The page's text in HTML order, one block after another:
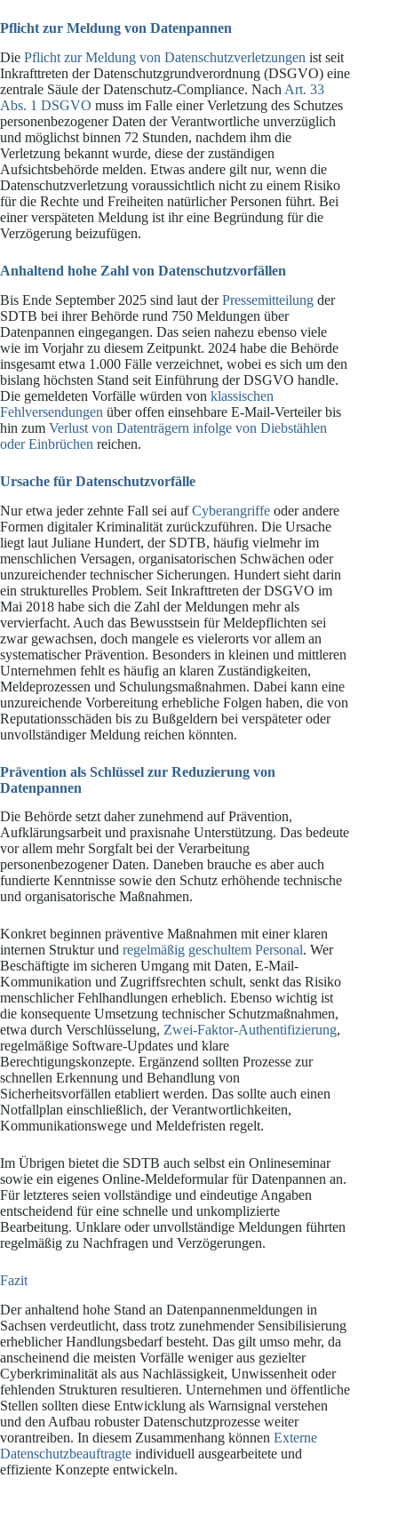
Pflicht zur Meldung von Datenpannen
Die Pflicht zur Meldung von Datenschutzverletzungen ist seit
Inkrafttreten der Datenschutzgrundverordnung (DSGVO) eine
zentrale Säule der Datenschutz-Compliance. Nach Art. 33
Abs. 1 DSGVO muss im Falle einer Verletzung des Schutzes
personenbezogener Daten der Verantwortliche unverzüglich
und möglichst binnen 72 Stunden, nachdem ihm die
Verletzung bekannt wurde, diese der zuständigen
Aufsichtsbehörde melden. Etwas andere gilt nur, wenn die
Datenschutzverletzung voraussichtlich nicht zu einem Risiko
für die Rechte und Freiheiten natürlicher Personen führt. Bei
einer verspäteten Meldung ist ihr eine Begründung für die
Verzögerung beizufügen.
Anhaltend hohe Zahl von Datenschutzvorfällen
Bis Ende September 2025 sind laut derPressemitteilung der
SDTB bei ihrer Behörde rund 750 Meldungen über
Datenpannen eingegangen. Das seien nahezu ebenso viele
wie im Vorjahr zu diesem Zeitpunkt. 2024 habe die Behörde
insgesamt etwa 1.000 Fälle verzeichnet, wobei es sich um den
bislang höchsten Stand seit Einführung der DSGVO handle.
Die gemeldeten Vorfälle würden von klassischen
Fehlversendungen über offen einsehbare E-Mail-Verteiler bis
hin zum Verlust von Datenträgern infolge von Diebstählen
oder Einbrüchen reichen.
Ursache für Datenschutzvorfälle
Nur etwa jeder zehnte Fall sei aufCyberangriffe oder andere
Formen digitaler Kriminalität zurückzuführen. Die Ursache
liegt laut Juliane Hundert, der SDTB, häufig vielmehr im
menschlichen Versagen, organisatorischen Schwächen oder
unzureichender technischer Sicherungen. Hundert sieht darin
ein strukturelles Problem. Seit Inkrafttreten der DSGVO im
Mai 2018 habe sich die Zahl der Meldungen mehr als
vervierfacht. Auch das Bewusstsein für Meldepflichten sei
zwar gewachsen, doch mangele es vielerorts vor allem an
systematischer Prävention. Besonders in kleinen und mittleren
Unternehmen fehlt es häufig an klaren Zuständigkeiten,
Meldeprozessen und Schulungsmaßnahmen. Dabei kann eine
unzureichende Vorbereitung erhebliche Folgen haben, die von
Reputationsschäden bis zu Bußgeldern bei verspäteter oder
unvollständiger Meldung reichen könnten.
Prävention als Schlüssel zur Reduzierung von
Datenpannen
Die Behörde setzt daher zunehmend auf Prävention,
Aufklärungsarbeit und praxisnahe Unterstützung. Das bedeute
vor allem mehr Sorgfalt bei der Verarbeitung
personenbezogener Daten. Daneben brauche es aber auch
fundierte Kenntnisse sowie den Schutz erhöhende technische
und organisatorische Maßnahmen.
Konkret beginnen präventive Maßnahmen mit einer klaren
internen Struktur und regelmäßig geschultem Personal. Wer
Beschäftigte im sicheren Umgang mit Daten, E-Mail-
Kommunikation und Zugriffsrechten schult, senkt das Risiko
menschlicher Fehlhandlungen erheblich. Ebenso wichtig ist
die konsequente Umsetzung technischer Schutzmaßnahmen,
etwa durch Verschlüsselung, Zwei-Faktor-Authentifizierung,
regelmäßige Software-Updates und klare
Berechtigungskonzepte. Ergänzend sollten Prozesse zur
schnellen Erkennung und Behandlung von
Sicherheitsvorfällen etabliert werden. Das sollte auch einen
Notfallplan einschließlich, der Verantwortlichkeiten,
Kommunikationswege und Meldefristen regelt.
Im Übrigen bietet die SDTB auch selbst ein Onlineseminar
sowie ein eigenes Online-Meldeformular für Datenpannen an.
Für letzteres seien vollständige und eindeutige Angaben
entscheidend für eine schnelle und unkomplizierte
Bearbeitung. Unklare oder unvollständige Meldungen führten
regelmäßig zu Nachfragen und Verzögerungen.
Fazit
Der anhaltend hohe Stand an Datenpannenmeldungen in
Sachsen verdeutlicht, dass trotz zunehmender Sensibilisierung
erheblicher Handlungsbedarf besteht. Das gilt umso mehr, da
anscheinend die meisten Vorfälle weniger aus gezielter
Cyberkriminalität als aus Nachlässigkeit, Unwissenheit oder
fehlenden Strukturen resultieren. Unternehmen und öffentliche
Stellen sollten diese Entwicklung als Warnsignal verstehen
und den Aufbau robuster Datenschutzprozesse weiter
vorantreiben. In diesem Zusammenhang können Externe
Datenschutzbeauftragte individuell ausgearbeitete und
effiziente Konzepte entwickeln.